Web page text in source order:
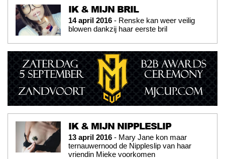
IK & MIJN BRIL
14 april 2016 - Renske kan weer veilig
blowen dankzij haar eerste bril
IK & MIJN NIPPLESLIP
13 april 2016 - Mary Jane kon maar
ternauwernood de Nippleslip van haar
vriendin Mieke voorkomen